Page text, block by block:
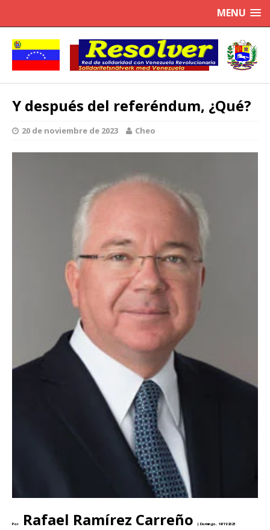
MENU
Y después del referéndum, ¿Qué?
20 de noviembre de 2023 Cheo
Por: Rafael Ramírez Carreño | Domingo, 19/11/2023